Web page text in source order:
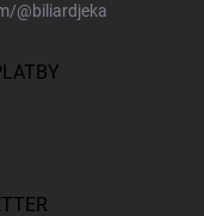
@biliardjeka